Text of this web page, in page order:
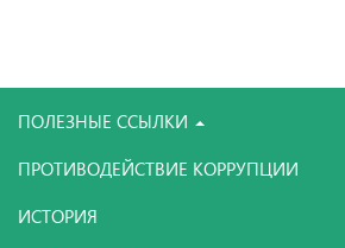
ПОЛЕЗНЫЕ ССЫЛКИ
ПРОТИВОДЕЙСТВИЕ КОРРУПЦИИ
ИСТОРИЯ